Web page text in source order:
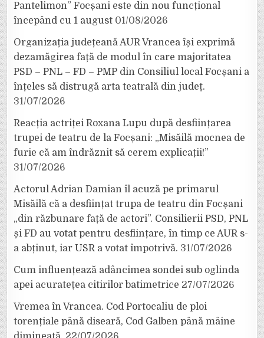
Pantelimon” Focșani este din nou funcțional
începând cu 1 august 01/08/2026
Organizația județeană AUR Vrancea își exprimă
dezamăgirea față de modul în care majoritatea
PSD – PNL – FD – PMP din Consiliul local Focșani a
înțeles să distrugă arta teatrală din județ.
31/07/2026
Reacția actriței Roxana Lupu după desființarea
trupei de teatru de la Focșani: „Misăilă mocnea de
furie că am îndrăznit să cerem explicații!”
31/07/2026
Actorul Adrian Damian îl acuză pe primarul
Misăilă că a desființat trupa de teatru din Focșani
„din răzbunare față de actori”. Consilierii PSD, PNL
și FD au votat pentru desființare, în timp ce AUR s-
a abținut, iar USR a votat împotrivă. 31/07/2026
Cum influențează adâncimea sondei sub oglinda
apei acuratețea citirilor batimetrice 27/07/2026
Vremea în Vrancea. Cod Portocaliu de ploi
torențiale până diseară, Cod Galben până mâine